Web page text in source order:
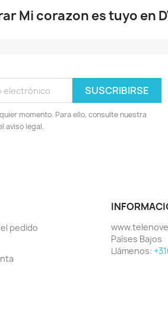
Mi corazon es tuyo en
momento. Para ello, consulte nuestra
aviso legal.
pedido
Países Bajos
Llámenos: